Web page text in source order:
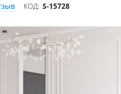
КОД: S-15728